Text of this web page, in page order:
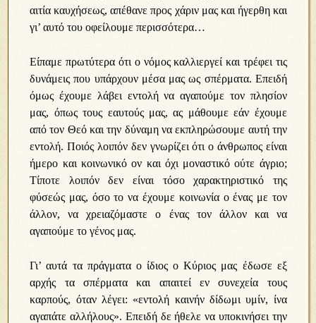
αιτία καυχήσεως, απέθανε προς χάριν μας και ήγερθη και
γι’ αυτό του οφείλουμε περισσότερα…
Είπαμε πρωτύτερα ότι ο νόμος καλλιεργεί και τρέφει τις
δυνάμεις που υπάρχουν μέσα μας ως σπέρματα. Επειδή
όμως έχουμε λάβει εντολή να αγαπούμε τον πλησίον
μας, όπως τους εαυτούς μας, ας μάθουμε εάν έχουμε
από τον Θεό και την δύναμη να εκπληρώσουμε αυτή την
εντολή. Ποιός λοιπόν δεν γνωρίζει ότι ο άνθρωπος είναι
ήμερο και κοινωνικό ον και όχι μοναστικό ούτε άγριο;
Τίποτε λοιπόν δεν είναι τόσο χαρακτηριστικό της
φύσεώς μας, όσο το να έχουμε κοινωνία ο ένας με τον
άλλον, να χρειαζόμαστε ο ένας τον άλλον και να
αγαπούμε το γένος μας.
Γι’ αυτά τα πράγματα ο ίδιος ο Κύριος μας έδωσε εξ
αρχής τα σπέρματα και απαιτεί εν συνεχεία τους
καρπούς, όταν λέγει: «εντολή καινήν δίδωμι υμίν, ίνα
αγαπάτε αλλήλους». Επειδή δε ήθελε να υποκινήσει την